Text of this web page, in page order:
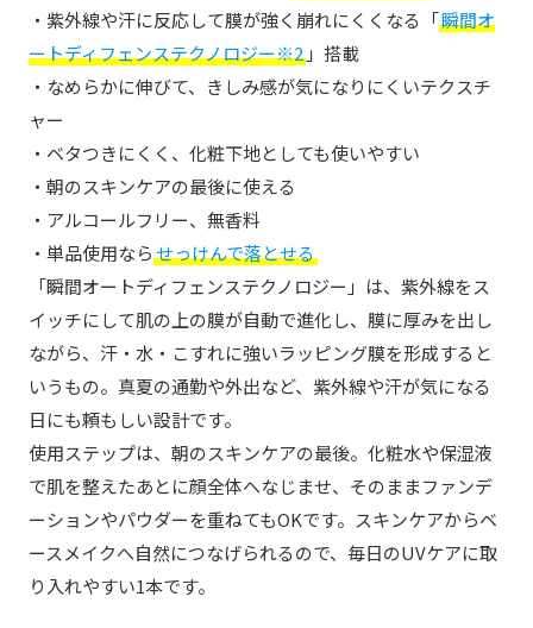
・紫外線や汗に反応して膜が強く崩れにくくなる「瞬間オ
ートディフェンステクノロジー※2 」搭載
・なめらかに伸びて、きしみ感が気になりにくいテクスチ
ャー
・ベタつきにくく、化粧下地としても使いやすい
・朝のスキンケアの最後に使える
・アルコールフリー、無香料
・単品使用ならせっけんで落とせる
「瞬間オートディフェンステクノロジー」は、紫外線をス
イッチにして肌の上の膜が自動で進化し、膜に厚みを出し
ながら、汗・水・こすれに強いラッピング膜を形成すると
いうもの。真夏の通勤や外出など、紫外線や汗が気になる
日にも頼もしい設計です。
使用ステップは、朝のスキンケアの最後。化粧水や保湿液
で肌を整えたあとに顔全体へなじませ、そのままファンデ
ーションやパウダーを重ねてもOKです。スキンケアからベ
ースメイクへ自然につなげられるので、毎日のUVケアに取
り入れやすい1本です。